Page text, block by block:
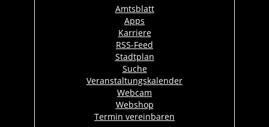
Amtsblatt
Apps
Karriere
RSS-Feed
Stadtplan
Suche
Veranstaltungskalender
Webcam
Webshop
Termin vereinbaren